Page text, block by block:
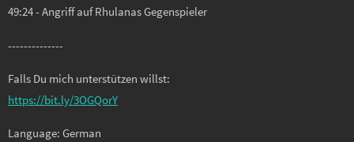
49:24 - Angriff auf Rhulanas Gegenspieler
--------------
Falls Du mich unterstützen willst:
https://bit.ly/3OGQorY
Language: German